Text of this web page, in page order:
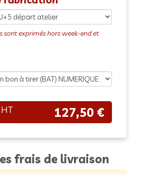
127,50 €
frais de livraison